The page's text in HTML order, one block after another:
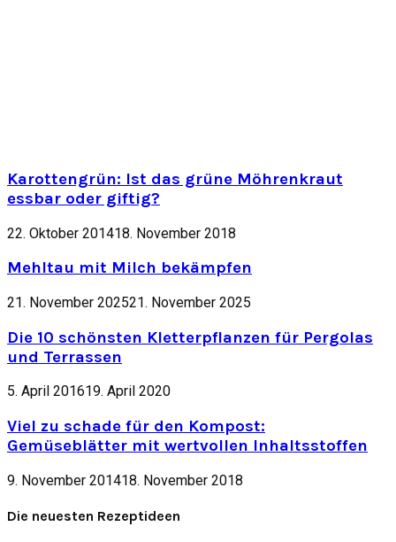
Karottengrün: Ist das grüne Möhrenkraut
essbar oder giftig?
22. Oktober 201418. November 2018
Mehltau mit Milch bekämpfen
21. November 202521. November 2025
Die 10 schönsten Kletterpflanzen für Pergolas
und Terrassen
5. April 201619. April 2020
Viel zu schade für den Kompost:
Gemüseblätter mit wertvollen Inhaltsstoffen
9. November 201418. November 2018
Die neuesten Rezeptideen